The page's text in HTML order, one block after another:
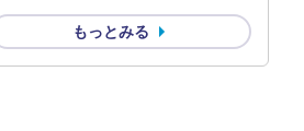
もっとみる